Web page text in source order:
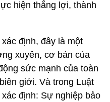
hiện thắng lợi, thành
định, đây là một
xuyên, cơ bản của
sức mạnh của toàn
giới. Và trong Luật
định: Sự nghiệp bảo